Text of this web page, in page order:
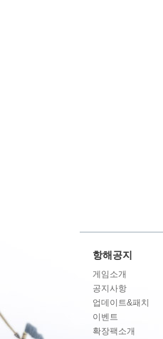
항해공지
게임소개
공지사항
업데이트&패치
이벤트
확장팩소개